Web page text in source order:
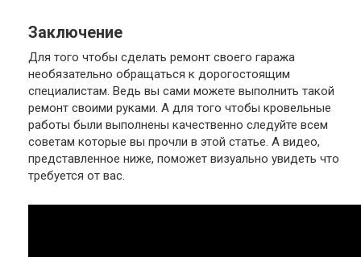
Заключение
Для того чтобы сделать ремонт своего гаража
необязательно обращаться к дорогостоящим
специалистам. Ведь вы сами можете выполнить такой
ремонт своими руками. А для того чтобы кровельные
работы были выполнены качественно следуйте всем
советам которые вы прочли в этой статье. А видео,
представленное ниже, поможет визуально увидеть что
требуется от вас.